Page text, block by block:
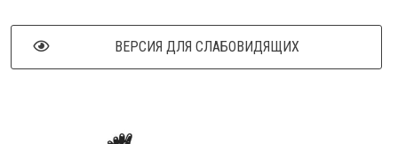
ВЕРСИЯ ДЛЯ СЛАБОВИДЯЩИХ